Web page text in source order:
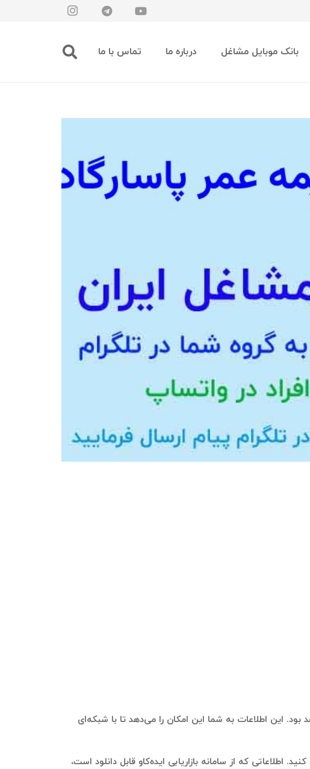
بانک موبایل مشاغل درباره ما تماس با ما
بود. این اطلاعات به شما این امکان را می‌دهد تا با شبکه‌ای
اطلاعاتی که از سامانه بازاریابی ایده‌کاو قابل دانلود است،